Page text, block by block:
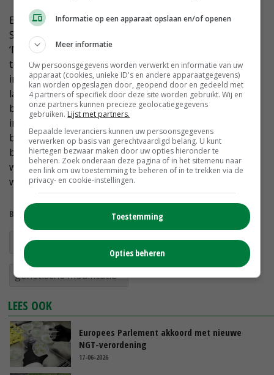
BBB-Europarlementariër en delegatieleider Sander
Smit is eveneens positief over het bereikte resultaat.
‘Met dit akkoord kiest de EU eindelijk voor een
toekomst van innovatie en tegen angstzaaierij. Onze
innovatieve planten- en zaadveredelaars worden niet
langer verjaagd uit de EU. Zij krijgen eindelijk de
benodigde wettelijke ruimte om hier te blijven
innoveren voor boer en tuinder. Dit is dé sleutel naar
betere opbrengsten met gewassen die optimaal
bestand zijn tegen hardnekkige plagen en extreem
weer. De Europese en wereldwijde voedselzekerheid
wordt hiermee versterkt.’
Bekijk meer over:
veredeling Europees Parlement
genetische modificatie
LEES OOK
Europees Parlement akkoord met nieuwe
NGT-verordening
17-06-2026
Informatie op een apparaat opslaan en/of openen
Meer informatie
Uw persoonsgegevens worden verwerkt en informatie van uw
apparaat (cookies, unieke ID's en andere apparaatgegevens)
kan worden opgeslagen door, geopend door en gedeeld met
4 partners of specifiek door deze site worden gebruikt. Wij en
onze partners kunnen precieze geolocatiegegevens
gebruiken. Lijst met partners.
Bepaalde leveranciers kunnen uw persoonsgegevens
verwerken op basis van gerechtvaardigd belang. U kunt
hiertegen bezwaar maken door uw opties hieronder te
beheren. Zoek onderaan deze pagina of in het sitemenu naar
een link om uw toestemming te beheren of in te trekken via de
privacy- en cookie-instellingen.
Toestemming
Opties beheren